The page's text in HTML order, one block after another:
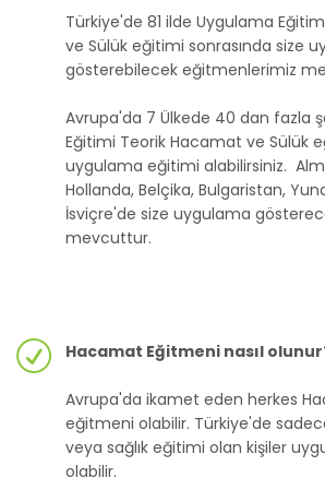
Türkiye'de 81 ilde Uygulama
ve Sülük eğitimi sonrasında size
gösterebilecek eğitmenlerimiz
Avrupa'da 7 Ülkede 40 dan fazla
Eğitimi Teorik Hacamat ve Sülük
uygulama eğitimi alabilirsiniz.
Hollanda, Belçika, Bulgaristan,
İsviçre'de size uygulama
mevcuttur.
Hacamat Eğitmeni nasıl
Avrupa'da ikamet eden herkes
eğitmeni olabilir. Türkiye'de
veya sağlık eğitimi olan kişiler
olabilir.